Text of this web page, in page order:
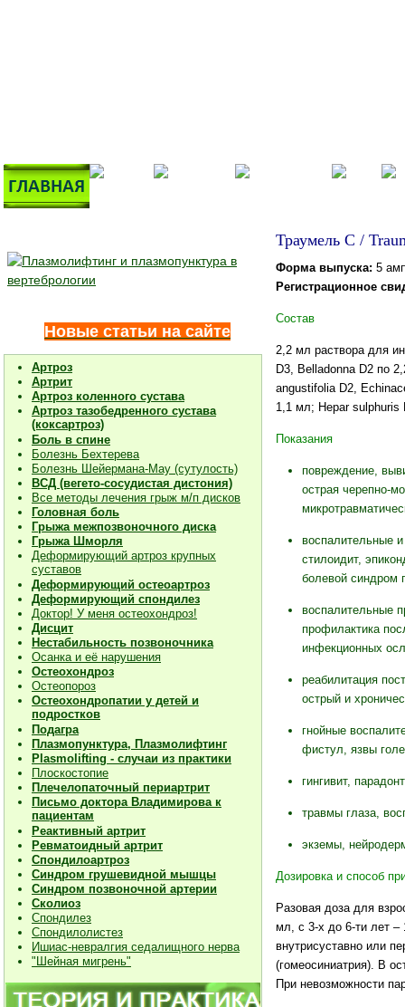
Новые статьи на сайте
Артроз
Артрит
Артроз коленного сустава
Артроз тазобедренного сустава
(коксартроз)
Боль в спине
Болезнь Бехтерева
Болезнь Шейермана-Мау (сутулость)
ВСД (вегето-сосудистая дистония)
Все методы лечения грыж м/п дисков
Головная боль
Грыжа межпозвоночного диска
Грыжа Шморля
Деформирующий артроз крупных
суставов
Деформирующий остеоартроз
Деформирующий спондилез
Доктор! У меня остеохондроз!
Дисцит
Нестабильность позвоночника
Осанка и её нарушения
Остеохондроз
Остеопороз
Остеохондропатии у детей и
подростков
Подагра
Плазмопунктура, Плазмолифтинг
Plasmolifting - случаи из практики
Плоскостопие
Плечелопаточный периартрит
Письмо доктора Владимирова к
пациентам
Реактивный артрит
Ревматоидный артрит
Спондилоартроз
Синдром грушевидной мышцы
Синдром позвоночной артерии
Сколиоз
Спондилез
Спондилолистез
Ишиас-невралгия седалищного нерва
"Шейная мигрень"
Траумель С /
Форма выпуска: 5
Регистрационное
Состав
2,2 мл раствора для
D3, Belladonna D2 по
angustifolia D2,
1,1 мл; Hepar sulphuris
Показания
повреждение,
острая черепно-
воспалительные и
стилоидит,
болевой синдром
воспалительные
профилактика
инфекционных
реабилитация
острый и
гнойные
фистул, язвы
гингивит,
травмы глаза,
экземы,
Дозировка и способ
Разовая доза для
мл, с 3-х до 6-ти лет
внутрисуставно или
(гомеосиниатрия). В
При невозможности